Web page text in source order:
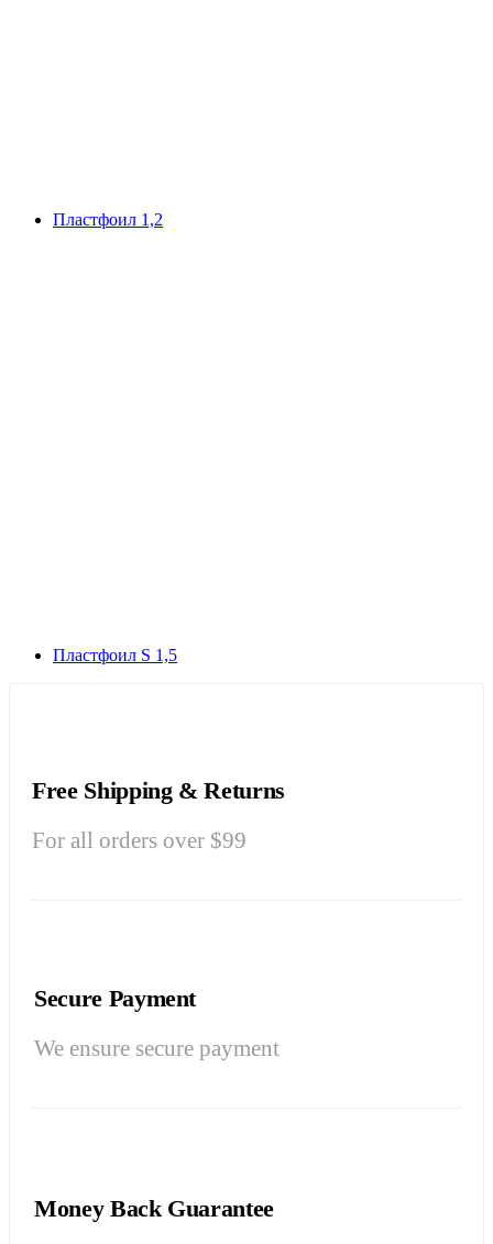
Плaстфoил 1,2
Плaстфoил S 1,5
Free Shipping & Returns
For all orders over $99
Secure Payment
We ensure secure payment
Money Back Guarantee